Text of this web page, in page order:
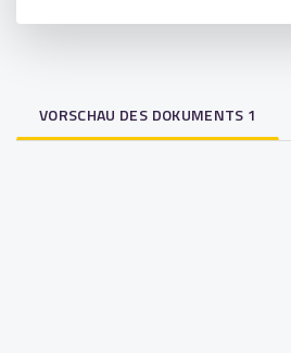
VORSCHAU DES DOKUMENTS 1